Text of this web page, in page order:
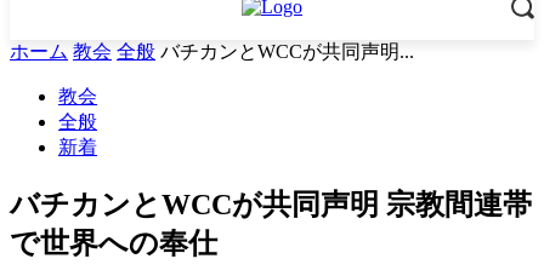
ホーム 教会 全般 バチカンとWCCが共同声明...
教会
全般
新着
バチカンとWCCが共同声明 宗教間連帯
で世界への奉仕